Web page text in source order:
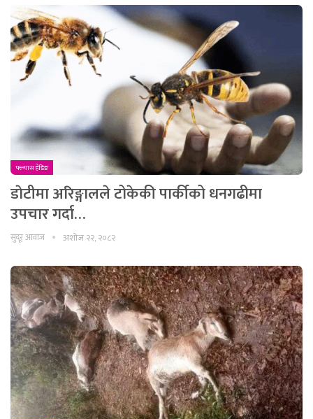
फ्ल्यास हेडिङ
डाेटीमा अरिङ्गालले टोकेकी पार्कीको धनगढीमा
उपचार गर्दा…
सुदूर आवाज अशोज २२, २०८२